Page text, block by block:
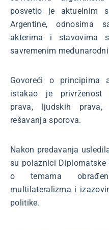
posvetio je aktuelnim
Argentine, odnosima
akterima i stavovima
savremenim
Govoreći o principima
istakao je privrženost
prava, ljudskih
rešavanja sporova.
Nakon predavanja
su polaznici
o temama
multilateralizma i
politike.